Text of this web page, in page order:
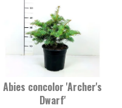
Abies concolor 'Archer's
Dwarf'